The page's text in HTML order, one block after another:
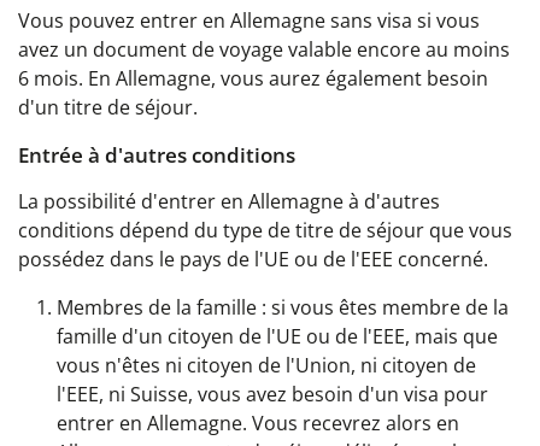
Vous pouvez entrer en Allemagne sans visa si vous
avez un document de voyage valable encore au moins
6 mois. En Allemagne, vous aurez également besoin
d'un titre de séjour.
Entrée à d'autres conditions
La possibilité d'entrer en Allemagne à d'autres
conditions dépend du type de titre de séjour que vous
possédez dans le pays de l'UE ou de l'EEE concerné.
Membres de la famille : si vous êtes membre de la
famille d'un citoyen de l'UE ou de l'EEE, mais que
vous n'êtes ni citoyen de l'Union, ni citoyen de
l'EEE, ni Suisse, vous avez besoin d'un visa pour
entrer en Allemagne. Vous recevrez alors en